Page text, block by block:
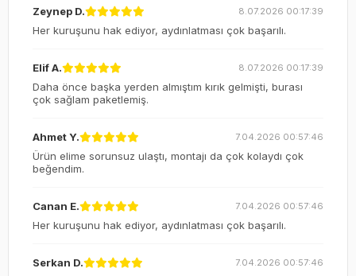
Zeynep D. 8.07.2026 00:17:39
Her kuruşunu hak ediyor, aydınlatması çok başarılı.
Elif A. 8.07.2026 00:17:39
Daha önce başka yerden almıştım kırık gelmişti, burası
çok sağlam paketlemiş.
Ahmet Y. 7.04.2026 00:57:46
Ürün elime sorunsuz ulaştı, montajı da çok kolaydı çok
beğendim.
Canan E. 7.04.2026 00:57:46
Her kuruşunu hak ediyor, aydınlatması çok başarılı.
Serkan D. 7.04.2026 00:57:46